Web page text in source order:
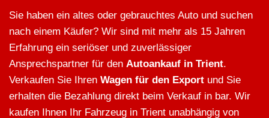
Sie haben ein altes oder gebrauchtes Auto und suchen
nach einem Käufer? Wir sind mit mehr als 15 Jahren
Erfahrung ein seriöser und zuverlässiger
Ansprechspartner für den Autoankauf in Trient.
Verkaufen Sie Ihren Wagen für den Export und Sie
erhalten die Bezahlung direkt beim Verkauf in bar. Wir
kaufen Ihnen Ihr Fahrzeug in Trient unabhängig von